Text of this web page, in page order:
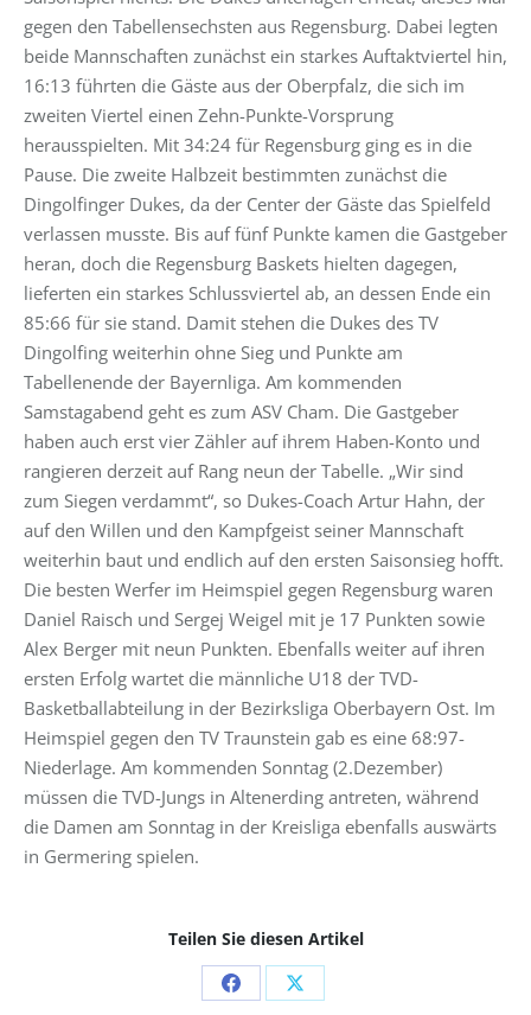
gegen den Tabellensechsten aus Regensburg. Dabei legten
beide Mannschaften zunächst ein starkes Auftaktviertel hin,
16:13 führten die Gäste aus der Oberpfalz, die sich im
zweiten Viertel einen Zehn-Punkte-Vorsprung
herausspielten. Mit 34:24 für Regensburg ging es in die
Pause. Die zweite Halbzeit bestimmten zunächst die
Dingolfinger Dukes, da der Center der Gäste das Spielfeld
verlassen musste. Bis auf fünf Punkte kamen die Gastgeber
heran, doch die Regensburg Baskets hielten dagegen,
lieferten ein starkes Schlussviertel ab, an dessen Ende ein
85:66 für sie stand. Damit stehen die Dukes des TV
Dingolfing weiterhin ohne Sieg und Punkte am
Tabellenende der Bayernliga. Am kommenden
Samstagabend geht es zum ASV Cham. Die Gastgeber
haben auch erst vier Zähler auf ihrem Haben-Konto und
rangieren derzeit auf Rang neun der Tabelle. „Wir sind
zum Siegen verdammt“, so Dukes-Coach Artur Hahn, der
auf den Willen und den Kampfgeist seiner Mannschaft
weiterhin baut und endlich auf den ersten Saisonsieg hofft.
Die besten Werfer im Heimspiel gegen Regensburg waren
Daniel Raisch und Sergej Weigel mit je 17 Punkten sowie
Alex Berger mit neun Punkten. Ebenfalls weiter auf ihren
ersten Erfolg wartet die männliche U18 der TVD-
Basketballabteilung in der Bezirksliga Oberbayern Ost. Im
Heimspiel gegen den TV Traunstein gab es eine 68:97-
Niederlage. Am kommenden Sonntag (2.Dezember)
müssen die TVD-Jungs in Altenerding antreten, während
die Damen am Sonntag in der Kreisliga ebenfalls auswärts
in Germering spielen.
Teilen Sie diesen Artikel
Share Share